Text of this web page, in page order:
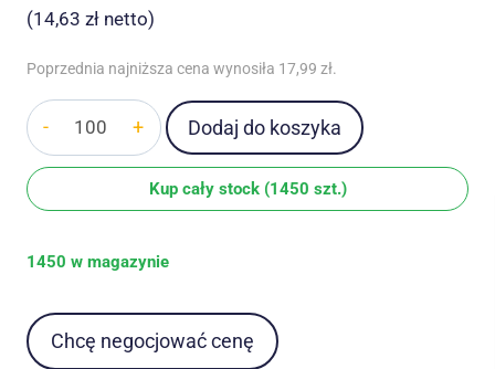
(14,63 zł netto)
Poprzednia najniższa cena wynosiła 17,99 zł.
Ultradźwiękowy
treser
odstraszacz
z
laserem
Dodaj do koszyka
Kup cały stock (1450 szt.)
1450 w magazynie
Chcę negocjować cenę